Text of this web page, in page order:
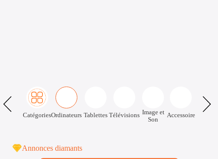
CatégoriesOrdinateurs Tablettes Télévisions Image et
Son
Accessoire
Annonces diamants